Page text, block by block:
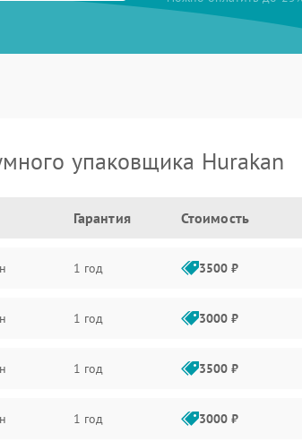
упаковщика Hurakan
Гарантия Стоимость
1 год 3500 ₽
1 год 3000 ₽
1 год 3500 ₽
1 год 3000 ₽